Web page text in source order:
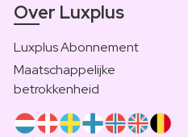
Over Luxplus
Luxplus Abonnement
Maatschappelijke
betrokkenheid